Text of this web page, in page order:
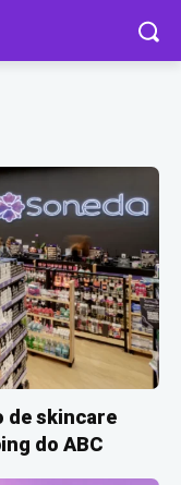
de skincare
do ABC